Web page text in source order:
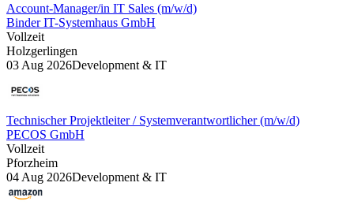
Account-Manager/in IT Sales (m/w/d)
Binder IT-Systemhaus GmbH
Vollzeit
Holzgerlingen
03 Aug 2026Development & IT
Technischer Projektleiter / Systemverantwortlicher (m/w/d)
PECOS GmbH
Vollzeit
Pforzheim
04 Aug 2026Development & IT